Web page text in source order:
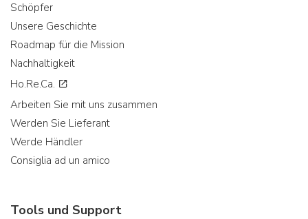
Schöpfer
Unsere Geschichte
Roadmap für die Mission
Nachhaltigkeit
Ho.Re.Ca.
Arbeiten Sie mit uns zusammen
Werden Sie Lieferant
Werde Händler
Consiglia ad un amico
Tools und Support